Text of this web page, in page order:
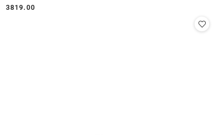
Cena:
3819.00